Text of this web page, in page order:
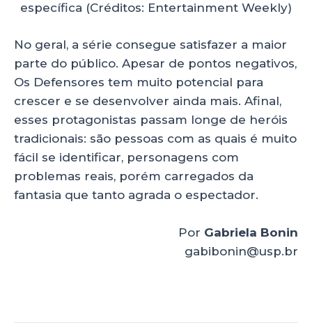
específica (Créditos: Entertainment Weekly)
No geral, a série consegue satisfazer a maior
parte do público. Apesar de pontos negativos,
Os Defensores tem muito potencial para
crescer e se desenvolver ainda mais. Afinal,
esses protagonistas passam longe de heróis
tradicionais: são pessoas com as quais é muito
fácil se identificar, personagens com
problemas reais, porém carregados da
fantasia que tanto agrada o espectador.
Por Gabriela Bonin
gabibonin@usp.br